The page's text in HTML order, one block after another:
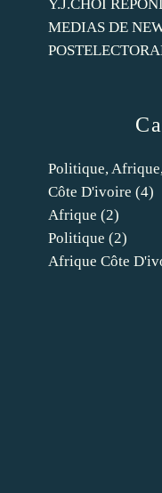
Politique,
Côte D'ivoire (4)
Afrique (2)
Politique (2)
Afrique Côte
Y.J.CHOI
MEDIAS DE